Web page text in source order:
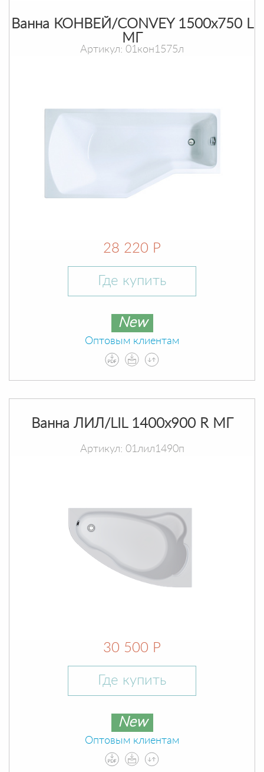
Ванна КОНВЕЙ/CONVEY 1500х750 L
МГ
Артикул: 01кон1575л
28 220 Р
Где купить
New
Оптовым клиентам
Ванна ЛИЛ/LIL 1400х900 R МГ
Артикул: 01лил1490п
30 500 Р
Где купить
New
Оптовым клиентам